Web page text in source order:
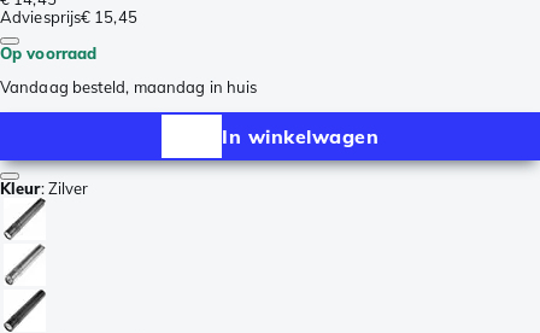
Adviesprijs€ 15,45
Op voorraad
Vandaag besteld, maandag in huis
In winkelwagen
Kleur:Zilver